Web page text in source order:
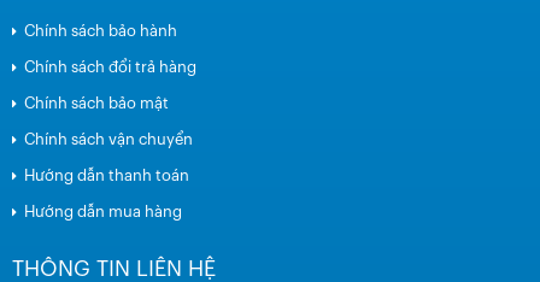
Chính sách bảo hành
Chính sách đổi trả hàng
Chính sách bảo mật
Chính sách vận chuyển
Hướng dẫn thanh toán
Hướng dẫn mua hàng
THÔNG TIN LIÊN HỆ